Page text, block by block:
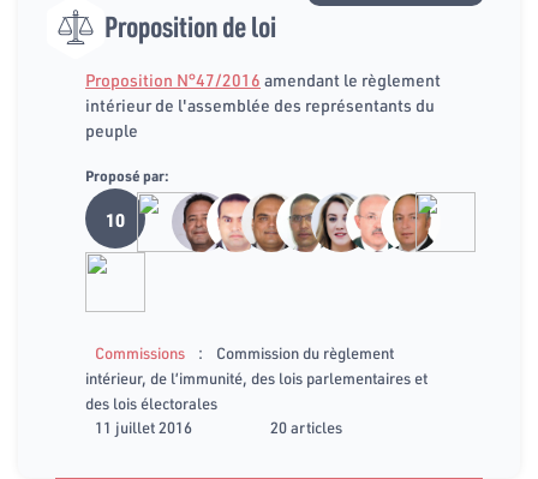
Proposition de loi
Proposition N°47/2016 amendant le règlement
intérieur de l'assemblée des représentants du
peuple
Proposé par:
10
Commissions :
Commission du règlement
intérieur, de l’immunité, des lois parlementaires et
des lois électorales
11 juillet 2016
20 articles